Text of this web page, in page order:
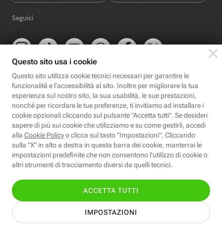
Seguici
Scopri Fastweb
Chi siamo
Credits e note legali
Fastweb.it
Formazione
Fastweb Digital Academy
STEP FuturAbility District